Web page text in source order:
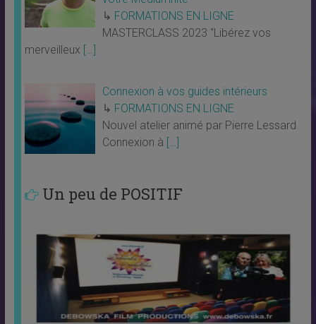
↳ FORMATIONS EN LIGNE
MASTERCLASS 2023 “Libérez vos
merveilleux […]
Connexion à vos guides intérieurs
↳ FORMATIONS EN LIGNE
Nouvel atelier animé par Pierre Lessard
Connexion à […]
Un peu de POSITIF